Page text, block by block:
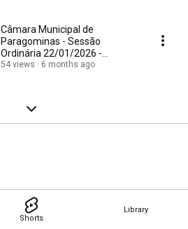
Shorts
Library
Câmara Municipal de
Paragominas - Sessão
Ordinária 22/01/2026 -
SESSÃO COMPLETA
54 views 6 months ago